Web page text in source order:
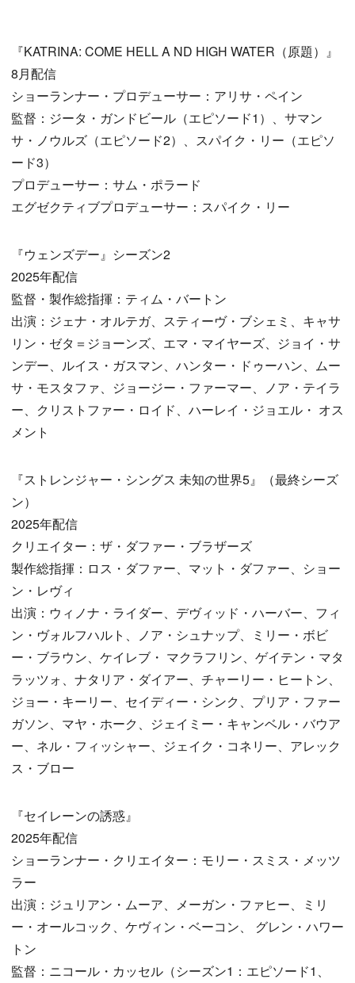
『KATRINA: COME HELL A ND HIGH WATER（原題）』
8月配信
ショーランナー・プロデューサー：アリサ・ペイン
監督：ジータ・ガンドビール（エピソード1）、サマン
サ・ノウルズ（エピソード2）、スパイク・リー（エピソ
ード3）
プロデューサー：サム・ポラード
エグゼクティブプロデューサー：スパイク・リー
『ウェンズデー』シーズン2
2025年配信
監督・製作総指揮：ティム・バートン
出演：ジェナ・オルテガ、スティーヴ・ブシェミ、キャサ
リン・ゼタ＝ジョーンズ、エマ・マイヤーズ、ジョイ・サ
ンデー、ルイス・ガスマン、ハンター・ドゥーハン、ムー
サ・モスタファ、ジョージー・ファーマー、ノア・テイラ
ー、クリストファー・ロイド、ハーレイ・ジョエル・ オス
メント
『ストレンジャー・シングス 未知の世界5』（最終シーズ
ン）
2025年配信
クリエイター：ザ・ダファー・ブラザーズ
製作総指揮：ロス・ダファー、マット・ダファー、ショー
ン・レヴィ
出演：ウィノナ・ライダー、デヴィッド・ハーバー、フィ
ン・ヴォルフハルト、ノア・シュナップ、ミリー・ボビ
ー・ブラウン、ケイレブ・ マクラフリン、ゲイテン・マタ
ラッツォ、ナタリア・ダイアー、チャーリー・ヒートン、
ジョー・キーリー、セイディー・シンク、プリア・ファー
ガソン、マヤ・ホーク、ジェイミー・キャンベル・バウア
ー、ネル・フィッシャー、ジェイク・コネリー、アレック
ス・ブロー
『セイレーンの誘惑』
2025年配信
ショーランナー・クリエイター：モリー・スミス・メッツ
ラー
出演：ジュリアン・ムーア、メーガン・ファヒー、ミリ
ー・オールコック、ケヴィン・ベーコン、 グレン・ハワー
トン
監督：ニコール・カッセル（シーズン1：エピソード1、